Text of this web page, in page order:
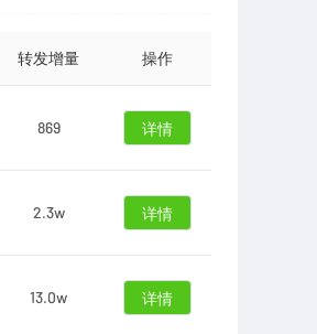
转发增量 操作
869 详情
2.3w 详情
13.0w 详情